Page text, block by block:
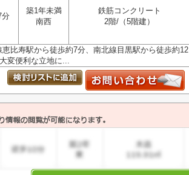
分
築1年未満
南西
鉄筋コンクリート
2階/（5階建）
比寿駅から徒歩約7分、南北線目黒駅から徒歩約12
変便利な立地に...